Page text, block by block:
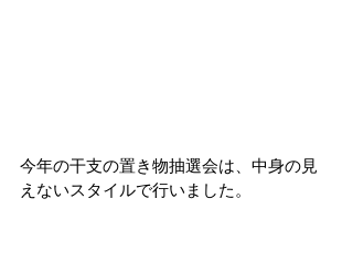
今年の干支の置き物抽選会は、中身の見
えないスタイルで行いました。